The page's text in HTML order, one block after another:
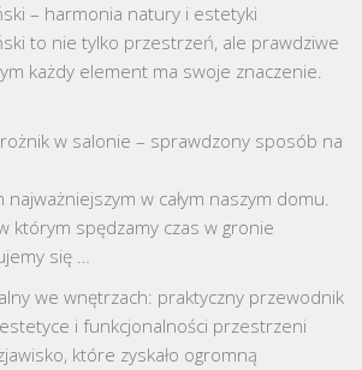
– harmonia natury i estetyki
to nie tylko przestrzeń, ale prawdziwe
każdy element ma swoje znaczenie.
w salonie – sprawdzony sposób na
w całym naszym domu.
którym spędzamy czas w gronie
się …
we wnętrzach: praktyczny przewodnik
i funkcjonalności przestrzeni
które zyskało ogromną